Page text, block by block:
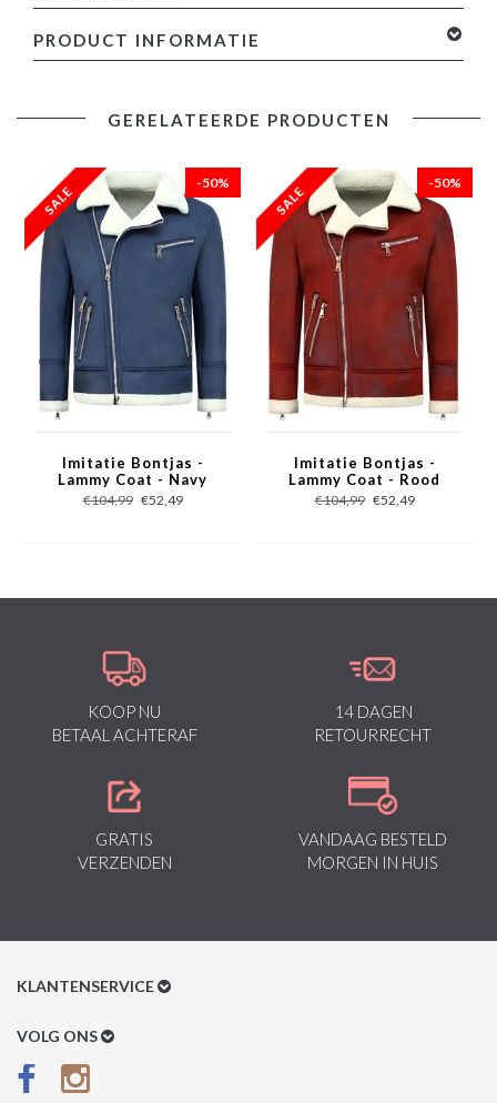
toevoegen
PRODUCT INFORMATIE
Comfortabel en warm design
Is gemaakt van nep leer
Wordt geleverd in de kleur grijs
Kort model met een slim fit pasvorm
Het materiaal bestaat uit 100% polyester
De voering bestaat uit 100% polyester
Het model heeft twee jaszakken géén binnenzak
Breng hem naar de stomerij en was hem niet zelf
Verkrijgbaar in de maten S – M – L - XL
GERELATEERDE PRODUCTEN
-50%
Imitatie Bontjas -
Lammy Coat - Navy
€104,99 €52,49
-50%
Imitatie Bontjas -
Lammy Coat - Rood
€104,99 €52,49
KOOP NU
BETAAL ACHTERAF
14 DAGEN
RETOURRECHT
GRATIS
VERZENDEN
VANDAAG BESTELD
MORGEN IN HUIS
KLANTENSERVICE
Klantenservice
Betaalmethoden
VOLG ONS